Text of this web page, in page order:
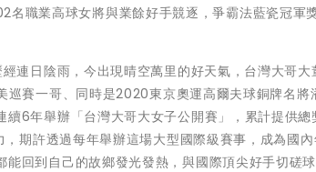
職業高球女將與業餘好手競逐，爭霸法藍瓷冠軍
連日陰雨，今出現晴空萬里的好天氣，台灣大哥大
賽一哥、同時是2020東京奧運高爾夫球銅牌名將
6年舉辦「台灣大哥大女子公開賽」，累計提供總
期許透過每年舉辦這場大型國際級賽事，成為國內
回到自己的故鄉發光發熱，與國際頂尖好手切磋